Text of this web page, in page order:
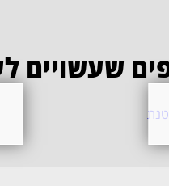
שעשויים